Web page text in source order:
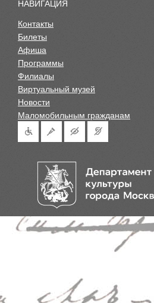
НАВИГАЦИЯ
Контакты
Билеты
Афиша
Программы
Филиалы
Виртуальный музей
Новости
Маломобильным гражданам